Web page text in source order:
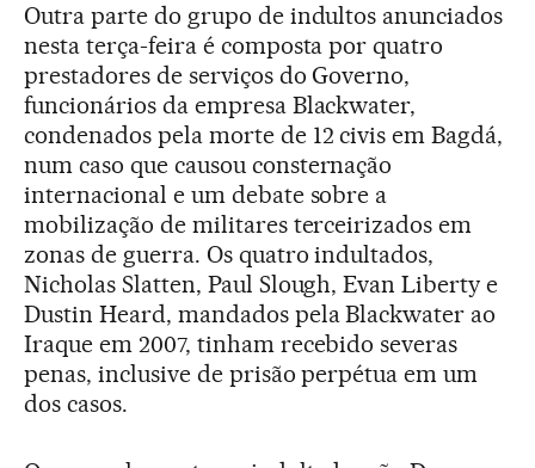
Outra parte do grupo de indultos anunciados
nesta terça-feira é composta por quatro
prestadores de serviços do Governo,
funcionários da empresa Blackwater,
condenados pela morte de 12 civis em Bagdá,
num caso que causou consternação
internacional e um debate sobre a
mobilização de militares terceirizados em
zonas de guerra. Os quatro indultados,
Nicholas Slatten, Paul Slough, Evan Liberty e
Dustin Heard, mandados pela Blackwater ao
Iraque em 2007, tinham recebido severas
penas, inclusive de prisão perpétua em um
dos casos.